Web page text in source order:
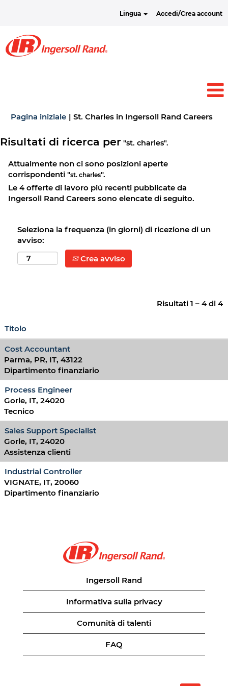
Lingua Accedi/Crea account
Pagina iniziale | St. Charles in Ingersoll Rand Careers
Risultati di ricerca per "st. charles".
Attualmente non ci sono posizioni aperte
corrispondenti "st. charles".
Le 4 offerte di lavoro più recenti pubblicate da
Ingersoll Rand Careers sono elencate di seguito.
Seleziona la frequenza (in giorni) di ricezione di un
avviso:
Crea avviso
Risultati 1 – 4 di 4
Titolo
Cost Accountant
Parma, PR, IT, 43122
Dipartimento finanziario
Process Engineer
Gorle, IT, 24020
Tecnico
Sales Support Specialist
Gorle, IT, 24020
Assistenza clienti
Industrial Controller
VIGNATE, IT, 20060
Dipartimento finanziario
Ingersoll Rand
Informativa sulla privacy
Comunità di talenti
FAQ